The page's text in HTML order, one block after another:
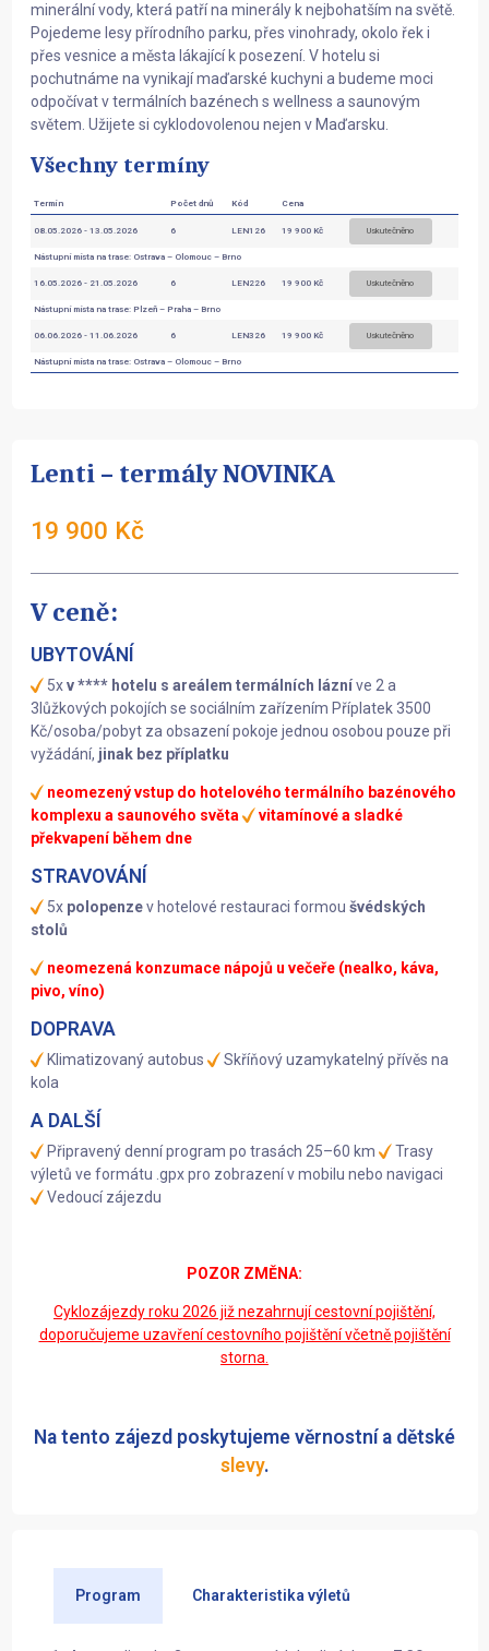
minerální vody, která patří na minerály k nejbohatším na světě.
Pojedeme lesy přírodního parku, přes vinohrady, okolo řek i
přes vesnice a města lákající k posezení. V hotelu si
pochutnáme na vynikají maďarské kuchyni a budeme moci
odpočívat v termálních bazénech s wellness a saunovým
světem. Užijete si cyklodovolenou nejen v Maďarsku.
Všechny termíny
Termín Počet dnů Kód Cena
08.05.2026 - 13.05.2026 6 LEN126 19 900 Kč Uskutečněno
Nástupní místa na trase: Ostrava – Olomouc – Brno
16.05.2026 - 21.05.2026 6 LEN226 19 900 Kč Uskutečněno
Nástupní místa na trase: Plzeň – Praha – Brno
06.06.2026 - 11.06.2026 6 LEN326 19 900 Kč Uskutečněno
Nástupní místa na trase: Ostrava – Olomouc – Brno
Lenti – termály NOVINKA
19 900 Kč
V ceně:
UBYTOVÁNÍ
5xv **** hotelu s areálem termálních lázníve 2 a
3lůžkových pokojích se sociálním zařízením Příplatek 3500
Kč/osoba/pobyt za obsazení pokoje jednou osobou pouze při
vyžádání, jinak bez příplatku
neomezený vstup do hotelového termálního bazénového
komplexu a saunového světa
vitamínové a sladké
překvapení během dne
STRAVOVÁNÍ
5x polopenzev hotelové restauraci formou švédských
stolů
neomezená konzumace nápojů u večeře (nealko, káva,
pivo, víno)
DOPRAVA
Klimatizovaný autobus
Skříňový uzamykatelný přívěs na
kola
A DALŠÍ
Připravený denní program po trasách 25–60 km
Trasy
výletů ve formátu .gpx pro zobrazení v mobilu nebo navigaci
Vedoucí zájezdu
POZOR ZMĚNA:
Cyklozájezdy roku 2026 již nezahrnují cestovní pojištění,
doporučujeme uzavření cestovního pojištění včetně pojištění
storna.
Na tento zájezd poskytujeme věrnostní a dětské
slevy.
Program Charakteristika výletů